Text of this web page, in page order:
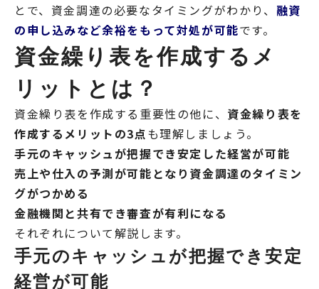
とで、資金調達の必要なタイミングがわかり、 融資
の申し込みなど余裕をもって対処が可能です。
資金繰り表を作成するメ
リットとは？
資金繰り表を作成する重要性の他に、 資金繰り表を
作成するメリットの3点も理解しましょう。
手元のキャッシュが把握でき安定した経営が可能
売上や仕入の予測が可能となり資金調達のタイミン
グがつかめる
金融機関と共有でき審査が有利になる
それぞれについて解説します。
手元のキャッシュが把握でき安定
経営が可能